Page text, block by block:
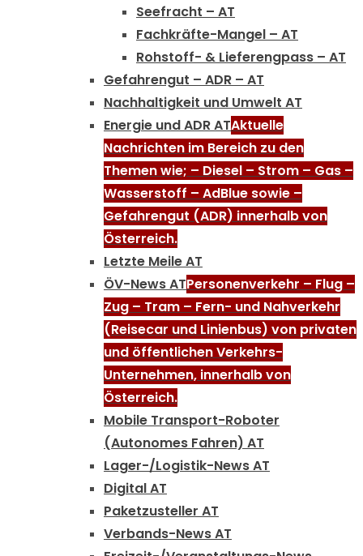
Seefracht – AT
Fachkräfte-Mangel – AT
Rohstoff- & Lieferengpass – AT
Gefahrengut – ADR – AT
Nachhaltigkeit und Umwelt AT
Energie und ADR ATAktuelle
Nachrichten im Bereich zu den
Themen wie; – Diesel – Strom – Gas –
Wasserstoff – AdBlue sowie –
Gefahrengut (ADR) innerhalb von
Österreich.
Letzte Meile AT
ÖV-News ATPersonenverkehr – Flug –
Zug – Tram – Fern- und Nahverkehr
(Reisecar und Linienbus) von privaten
und öffentlichen Verkehrs-
Unternehmen, innerhalb von
Österreich.
Mobile Transport-Roboter
(Autonomes Fahren) AT
Lager-/Logistik-News AT
Digital AT
Paketzusteller AT
Verbands-News AT